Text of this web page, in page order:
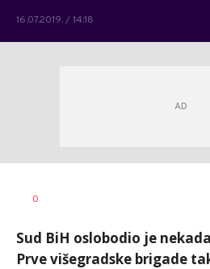
16.07.2019. / 14:18
AUTOR
0
Sud BiH oslobodio je
Prve višegradske brigade